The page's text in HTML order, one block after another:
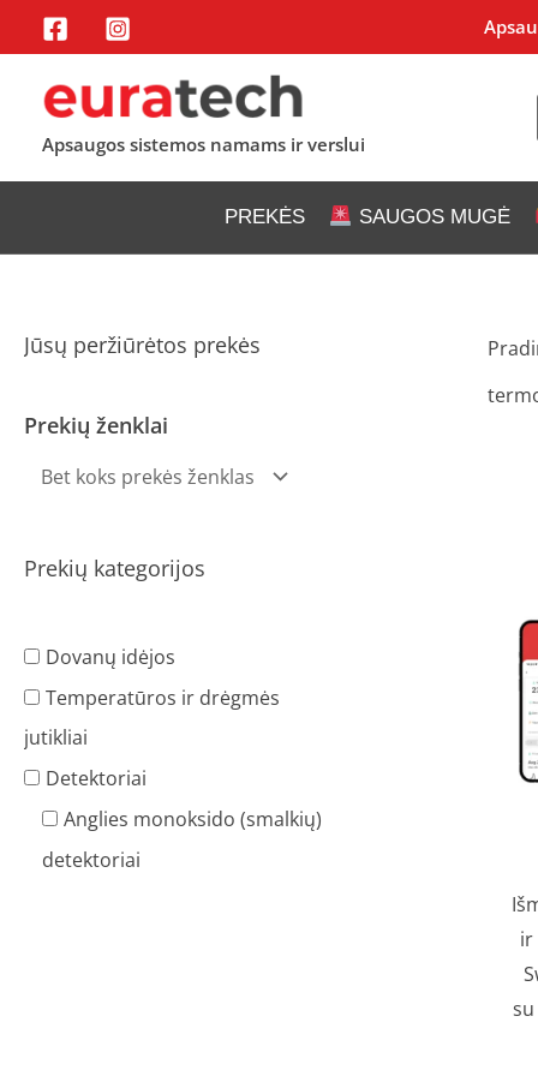
Pereiti
prie
turinio
Apsaugos sistemos namams ir verslui
PREKĖS SAUGOS MUGĖ
Jūsų peržiūrėtos prekės
Prekių ženklai
Prekių kategorijos
Dovanų idėjos
Temperatūros ir drėgmės
jutikliai
Detektoriai
Anglies monoksido (smalkių)
detektoriai
ir